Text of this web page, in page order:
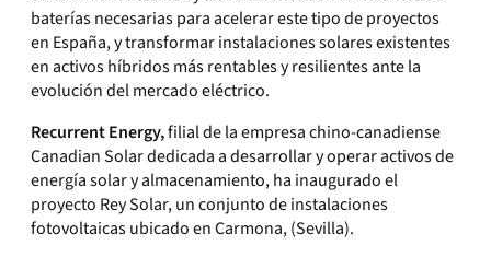
baterías necesarias para acelerar este tipo de proyectos
en España, y transformar instalaciones solares existentes
en activos híbridos más rentables y resilientes ante la
evolución del mercado eléctrico.
Recurrent Energy,filial de la empresa chino-canadiense
Canadian Solar dedicada a desarrollar y operar activos de
energía solar y almacenamiento, ha inaugurado el
proyecto Rey Solar, un conjunto de instalaciones
fotovoltaicas ubicado en Carmona, (Sevilla).